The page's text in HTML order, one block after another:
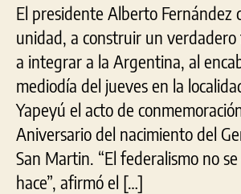
El presidente Alberto Fernández
unidad, a construir un
a integrar a la Argentina, al
mediodía del jueves en la
Yapeyú el acto de
Aniversario del nacimiento del
San Martin. “El federalismo no
hace”, afirmó el […]